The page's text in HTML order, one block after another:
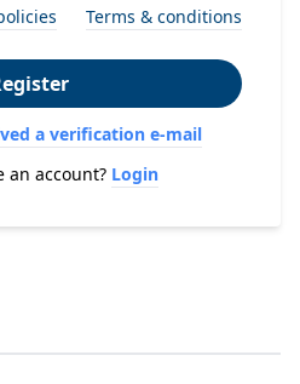
Terms & conditions
a verification e-mail
an account? Login